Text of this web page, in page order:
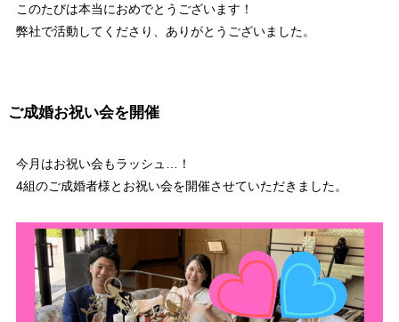
このたびは本当におめでとうございます！
弊社で活動してくださり、ありがとうございました。
ご成婚お祝い会を開催
今月はお祝い会もラッシュ…！
4組のご成婚者様とお祝い会を開催させていただきました。